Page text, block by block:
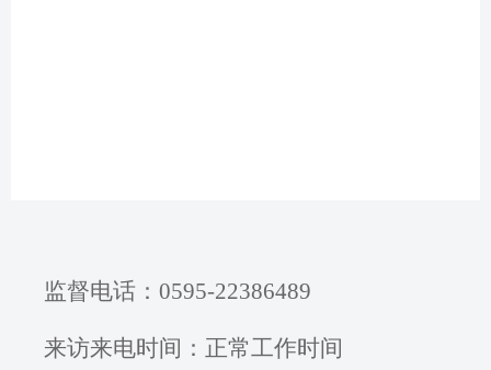
监督电话： 0595-22386489
来访来电时间：正常工作时间